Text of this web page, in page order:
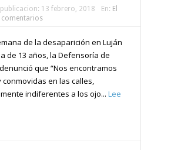
publicacion: 13 febrero, 2018 En: El
comentarios
de la desaparición en Luján
de 13 años, la Defensoría de
que “Nos encontramos
conmovidas en las calles,
indiferentes a los ojo... Lee